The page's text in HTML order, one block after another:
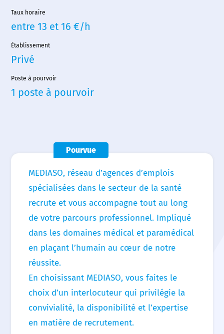
Accueil
Nos actualités
Nos offres d’emploi
Contact
Taux horaire
entre 13 et 16 €/h
Établissement
Privé
Poste à pourvoir
1 poste à pourvoir
Pourvue
MEDIASO, réseau d’agences d’emplois
spécialisées dans le secteur de la santé
recrute et vous accompagne tout au long
de votre parcours professionnel. Impliqué
dans les domaines médical et paramédical
en plaçant l’humain au cœur de notre
réussite.
En choisissant MEDIASO, vous faites le
choix d’un interlocuteur qui privilégie la
convivialité, la disponibilité et l’expertise
en matière de recrutement.